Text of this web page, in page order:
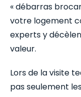
« débarras
votre logement
experts y
valeur.
Lors de la visite
pas seulement